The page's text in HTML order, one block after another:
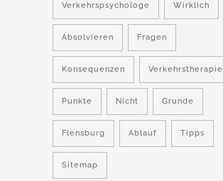
Verkehrspsychologe Wirklich
Absolvieren Fragen
Konsequenzen Verkehrstherapie
Punkte Nicht Grunde
Flensburg Ablauf Tipps
Sitemap